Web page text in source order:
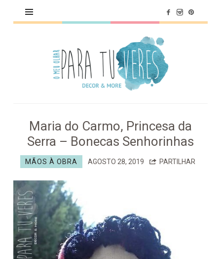
MEU
OLHAR
PARA
Maria do Carmo, Princesa da
Serra – Bonecas Senhorinhas
MÃOS À OBRA AGOSTO 28, 2019 PARTILHAR